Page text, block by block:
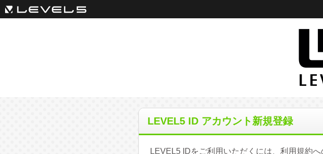
LEVEL5 ID アカウント新規登録
LEVEL5 IDをご利用いただくには、利用規約へ